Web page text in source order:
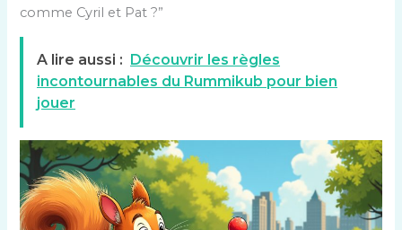
comme Cyril et Pat ?”
A lire aussi :
Découvrir les règles
incontournables du Rummikub pour bien
jouer